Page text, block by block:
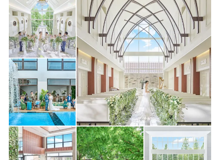
8月9日(日)
【*2万ギフト付】上質なおもてなし×飛騨牛無料試食
※少人数プランや挙式のみプランなどお客様のご要望に合わせた
プランも各種ご準備♪